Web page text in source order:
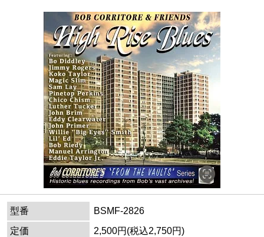
型番
BSMF-2826
定価
2,500円(税込2,750円)